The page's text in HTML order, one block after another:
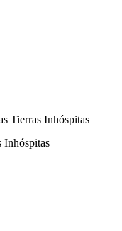
Tierras Inhóspitas
Inhóspitas